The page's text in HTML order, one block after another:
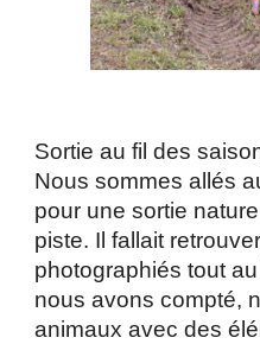
Sortie au fil des
Nous sommes allés
pour une sortie
piste. Il fallait
photographiés tout
nous avons compté,
animaux avec des